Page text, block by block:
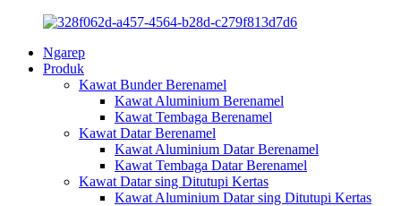
Ngarep
Produk
Kawat Bunder Berenamel
Kawat Aluminium Berenamel
Kawat Tembaga Berenamel
Kawat Datar Berenamel
Kawat Aluminium Datar Berenamel
Kawat Tembaga Datar Berenamel
Kawat Datar sing Ditutupi Kertas
Kawat Aluminium Datar sing Ditutupi Kertas